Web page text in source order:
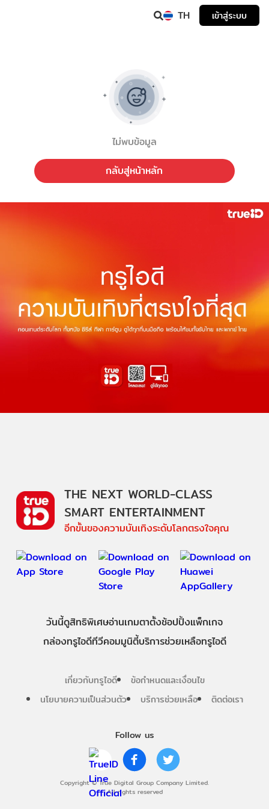
TH เข้าสู่ระบบ
ไม่พบข้อมูล
กลับสู่หน้าหลัก
Follow us
Copyright © True Digital Group Company Limited.
All rights reserved
THE NEXT WORLD-CLASS
SMART ENTERTAINMENT
อีกขั้นของความบันเทิงระดับโลกตรงใจคุณ
วันนี้ดูสิทธิพิเศษอ่านเกมตาตั้งช้อปปิ้งแพ็กเกจ
กล่องทรูไอดีทีวีคอมมูนิตี้บริการช่วยเหลือทรูไอดี
เกี่ยวกับทรูไอดี
ข้อกำหนดและเงื่อนไข
นโยบายความเป็นส่วนตัว
บริการช่วยเหลือ ติดต่อเรา